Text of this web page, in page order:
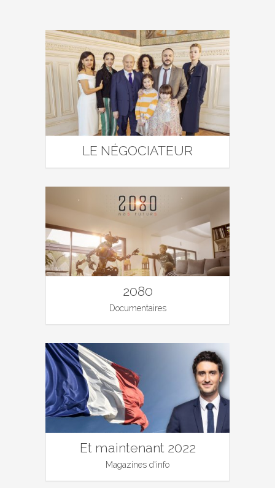
LE NÉGOCIATEUR
2080
Documentaires
Et maintenant 2022
Magazines d'info